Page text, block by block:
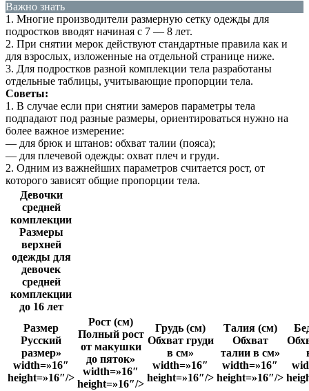
Важно знать
1. Многие производители размерную сетку одежды для
подростков вводят начиная с 7 — 8 лет.
2. При снятии мерок действуют стандартные правила как и
для взрослых, изложенные на отдельной странице ниже.
3. Для подростков разной комплекции тела разработаны
отдельные таблицы, учитывающие пропорции тела.
Советы:
1. В случае если при снятии замеров параметры тела
подпадают под разные размеры, ориентироваться нужно на
более важное измерение:
— для брюк и штанов: обхват талии (пояса);
— для плечевой одежды: охват плеч и груди.
2. Одним из важнейших параметров считается рост, от
которого зависят общие пропорции тела.
Девочки
средней
комплекции
Размеры
верхней
одежды для
девочек
средней
комплекции
до 16 лет
Размер
Русский
размер»
width=»16″
height=»16″/>
Рост (см)
Полный рост
от макушки
до пяток»
width=»16″
height=»16″/>
Грудь (см)
Обхват груди
в см»
width=»16″
height=»16″/>
Талия (см)
Обхват
талии в см»
width=»16″
height=»16″/>